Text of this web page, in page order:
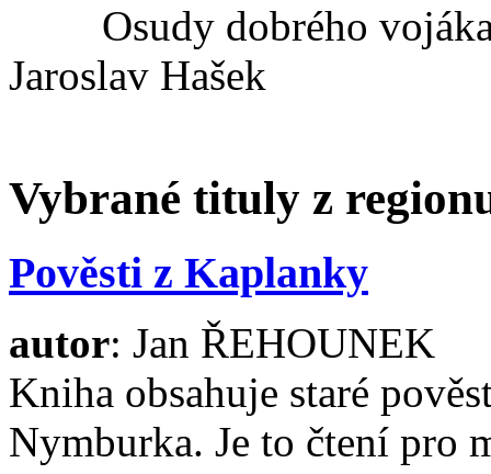
Osudy dobrého
Jaroslav Hašek
Vybrané tituly z
Pověsti z Kaplanky
autor: Jan ŘEHOUNEK
Kniha obsahuje staré
Nymburka. Je to čtení pro